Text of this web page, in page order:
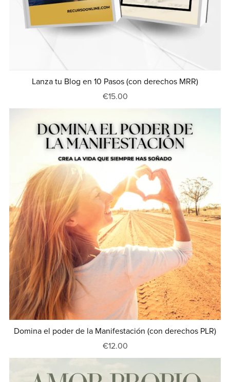
Lanza tu Blog en 10 Pasos (con derechos MRR)
€15.00
Domina el poder de la Manifestación (con derechos PLR)
€12.00